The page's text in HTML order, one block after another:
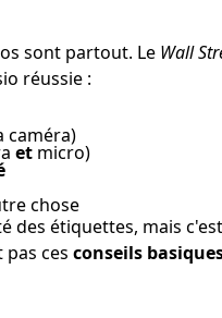
sont partout. Le Wall
réussie :
caméra)
et micro)
chose
des étiquettes, mais
ces conseils